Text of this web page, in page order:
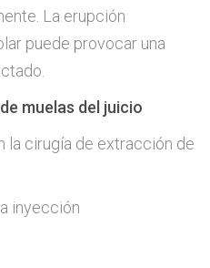
La erupción
puede provocar una
muelas del juicio
la cirugía de extracción de
inyección